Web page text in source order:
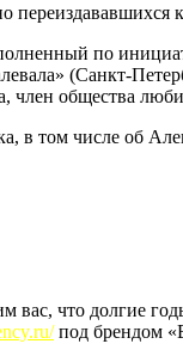
по
(Санкт-
член общества
в том числе об
вас, что долгие
под брендом